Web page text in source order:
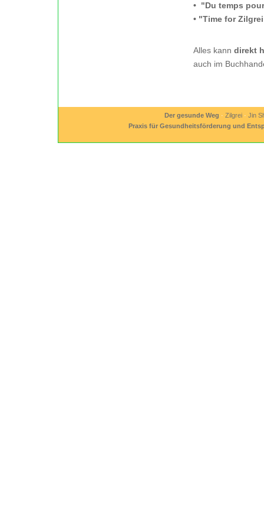
• "Du temps
• "Time for
Alles kann direkt
auch im
Der gesunde Weg · Zilgrei · Jin
Praxis für Gesundheitsförderung und